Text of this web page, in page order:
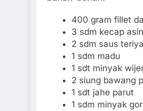
400 gram fillet
3 sdm kecap asin
2 sdm saus
1 sdm madu
1 sdt minyak
2 siung bawang
1 sdt jahe parut
1 sdm minyak